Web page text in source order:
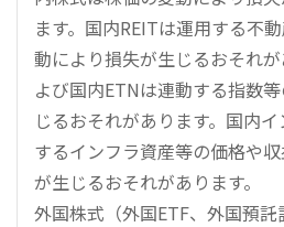
ます。国内REITは運用する不
動により損失が生じるおそれ
よび国内ETNは連動する指数
じるおそれがあります。国内
するインフラ資産等の価格や
が生じるおそれがあります。
外国株式（外国ETF、外国預